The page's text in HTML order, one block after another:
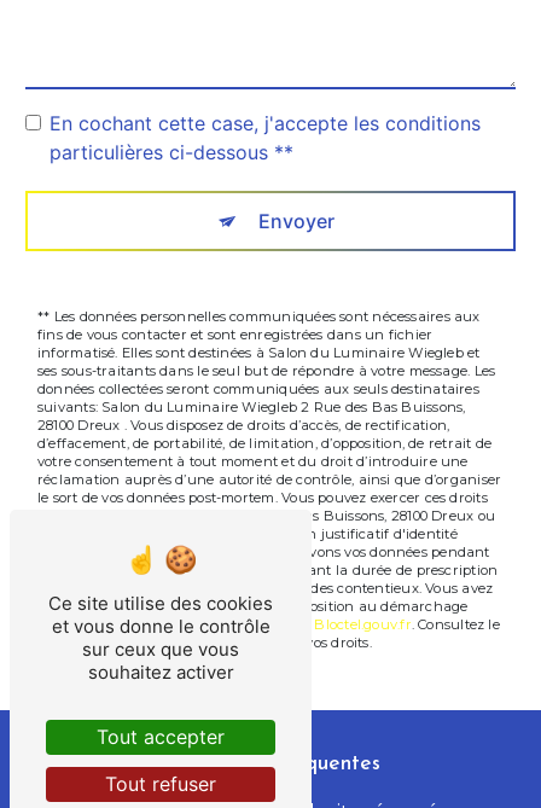
En cochant cette case, j'accepte les conditions
particulières ci-dessous **
Envoyer
** Les données personnelles communiquées sont nécessaires aux
fins de vous contacter et sont enregistrées dans un fichier
informatisé. Elles sont destinées à Salon du Luminaire Wiegleb et
ses sous-traitants dans le seul but de répondre à votre message. Les
données collectées seront communiquées aux seuls destinataires
suivants: Salon du Luminaire Wiegleb 2 Rue des Bas Buissons,
28100 Dreux . Vous disposez de droits d’accès, de rectification,
d’effacement, de portabilité, de limitation, d’opposition, de retrait de
votre consentement à tout moment et du droit d’introduire une
réclamation auprès d’une autorité de contrôle, ainsi que d’organiser
le sort de vos données post-mortem. Vous pouvez exercer ces droits
par voie postale à l'adresse 2 Rue des Bas Buissons, 28100 Dreux ou
par courrier électronique à l'adresse . Un justificatif d'identité
pourra vous être demandé. Nous conservons vos données pendant
la période de prise de contact puis pendant la durée de prescription
légale aux fins probatoires et de gestion des contentieux. Vous avez
le droit de vous inscrire sur la liste d'opposition au démarchage
téléphonique, disponible à cette adresse: Bloctel.gouv.fr. Consultez le
site cnil.fr pour plus d’informations sur vos droits.
Recherches fréquentes
Ce site utilise des cookies
et vous donne le contrôle
sur ceux que vous
souhaitez activer
Tout accepter
Tout refuser